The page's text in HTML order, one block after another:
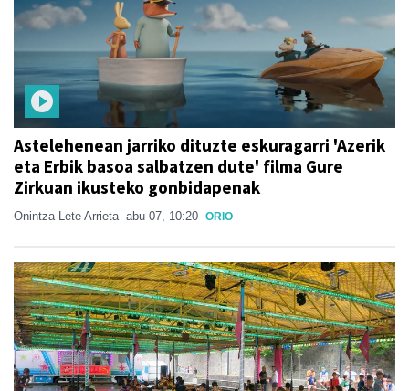
Astelehenean jarriko dituzte eskuragarri 'Azerik
eta Erbik basoa salbatzen dute' filma Gure
Zirkuan ikusteko gonbidapenak
Onintza Lete Arrieta abu 07, 10:20 ORIO